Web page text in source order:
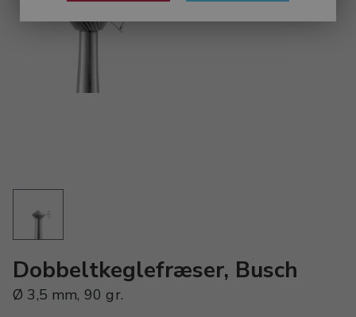
Dobbeltkeglefræser, Busch
Ø 3,5 mm, 90 gr.